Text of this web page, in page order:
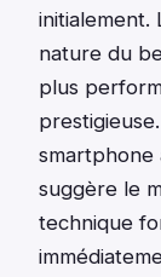
initialement.
nature du
plus
smartphone
suggère le
technique